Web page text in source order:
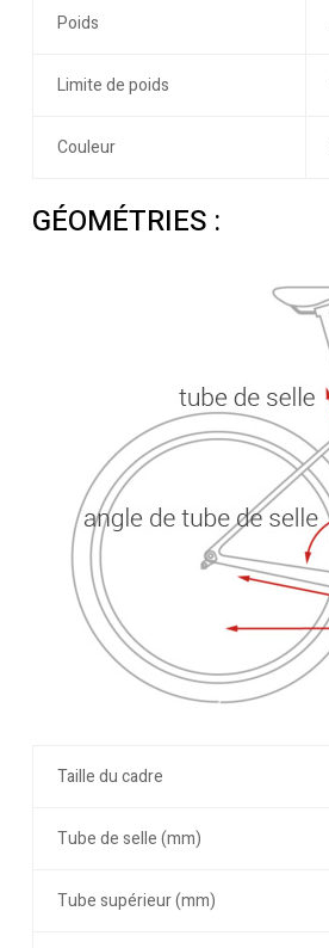
Poids
Limite de poids
Couleur
GÉOMÉTRIES :
Taille du cadre
Tube de selle (mm)
Tube supérieur (mm)